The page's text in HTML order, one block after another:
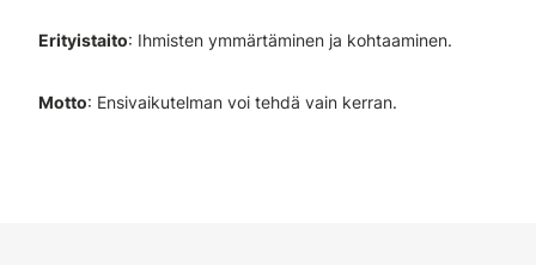
Erityistaito: Ihmisten ymmärtäminen ja kohtaaminen.
Motto: Ensivaikutelman voi tehdä vain kerran.